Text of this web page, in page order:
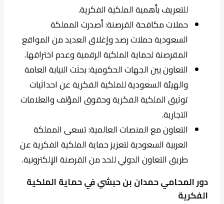
للتعريف بأهمية الملكية الفكرية.
حملات مكافحة القرصنة: أصدرت المملكة
السعودية حملات رصد وإغلاق العديد من المواقع
المقرصنة لحماية الملكية الرقمية وعدم اختراقها.
التعاون بين الجهات الحكومية: بحثت النيابة العامة
والهيئة السعودية للملكية الفكرية عن احداثيات
توثيق الملكية الفكرية وحقوق المؤلف والعلامات
التجارية.
التعاون مع المنصات العالمية: تسعى المملكة
العربية السعودية لتعزيز حماية الملكية الفكرية عن
طريق التعاون الدولي للحد من القرصنة الإلكترونية.
دور المحامي حمدان بن حبشي في حماية الملكية
الفكرية